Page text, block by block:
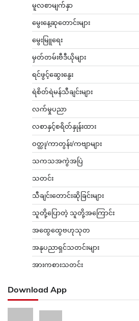
မူလစာမျက်နှာ
မွေးနေ့ဆုတောင်းများ
မွေးမြူရေး
မှတ်တမ်းဗီဒီယိုများ
ရင်ဖွင့်ဆွေးနွေး
ရဲစိတ်ရဲမန်သီချင်းများ
လက်မှုပညာ
လစာနှင့်စရိတ်နှုန်းထား
ဝတ္ထု/ကာတွန်း/ကဗျာများ
သကသအကွဲအပြဲ
သတင်း
သီချင်းတောင်းဆိုခြင်းများ
သူတို့ပြောတဲ့ သူတို့အကြောင်း
အထွေထွေဗဟုသုတ
အနုပညာရှင်သတင်းများ
အားကစားသတင်း
Download App